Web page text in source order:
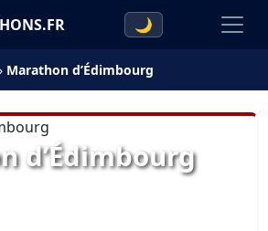
🌙
Marathon d’Édimbourg
d’Édimbourg